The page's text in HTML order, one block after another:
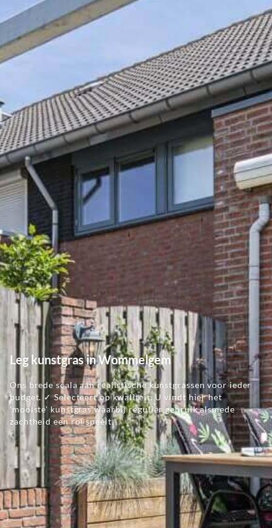
Leg kunstgras in Wommelgem
Ons brede scala aan realistische kunstgrassen voor ieder
budget. ✓ Selecteert op kwaliteit. U vindt hier het
'mooiste' kunstgras waarbij regulier gebruik alsmede
zachtheid een rol speelt.